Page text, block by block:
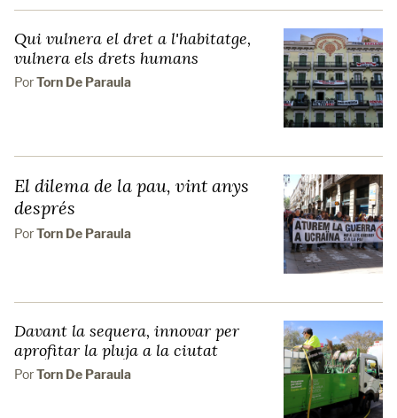
Qui vulnera el dret a l'habitatge,
vulnera els drets humans
PorTorn De Paraula
El dilema de la pau, vint anys
després
PorTorn De Paraula
Davant la sequera, innovar per
aprofitar la pluja a la ciutat
PorTorn De Paraula